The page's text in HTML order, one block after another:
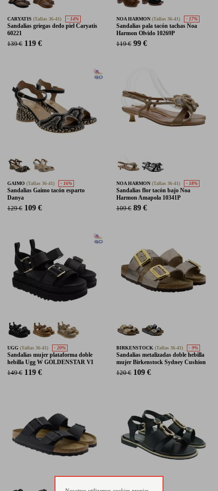
CARYATIS (Tallas 36-41) - 14%
Sandalias griegas dedo piel Caryatis
60221
139 € 119 €
NOA HARMON (Tallas 36-41) - 17%
Sandalias pala tacón tachas Noa
Harmon Olvido 10269P
119 € 99 €
GAIMO (Tallas 36-41) - 16%
Sandalias Gaimo tacón esparto
Danya
129 € 109 €
NOA HARMON (Tallas 36-41) - 18%
Sandalias flor tacón bajo Noa
Harmon Amapola 10341P
109 € 89 €
UGG (Tallas 36-41) - 20%
Sandalias mujer plataforma doble
hebilla Ugg W GOLDENSTAR VI
149 € 119 €
BIRKENSTOCK (Tallas 36-41) - 9%
Sandalias metalizadas doble hebilla
mujer Birkenstock Sydney Cushion
120 € 109 €